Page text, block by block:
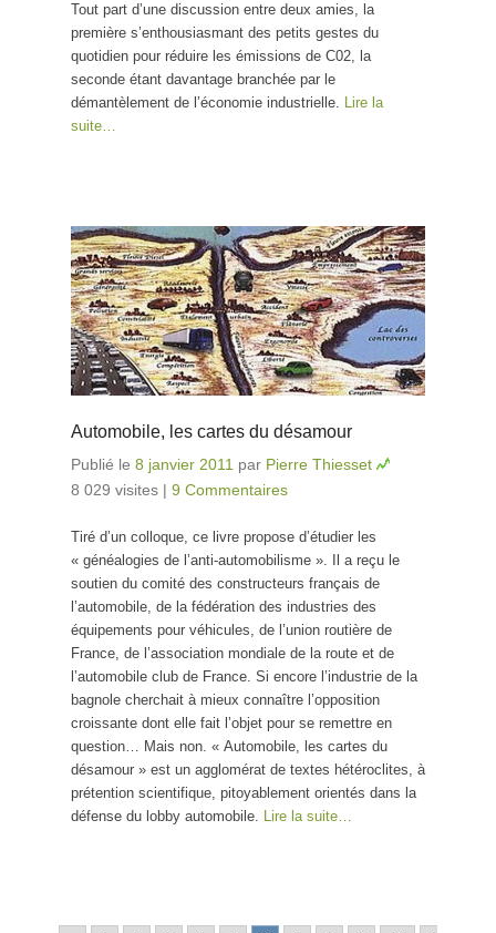
Tout part d’une discussion entre deux amies, la
première s’enthousiasmant des petits gestes du
quotidien pour réduire les émissions de C02, la
seconde étant davantage branchée par le
démantèlement de l’économie industrielle. Lire la
suite…
Automobile, les cartes du désamour
Publié le 8 janvier 2011 par Pierre Thiesset
8 029 visites | 9 Commentaires
Tiré d’un colloque, ce livre propose d’étudier les
« généalogies de l’anti-automobilisme ». Il a reçu le
soutien du comité des constructeurs français de
l’automobile, de la fédération des industries des
équipements pour véhicules, de l’union routière de
France, de l’association mondiale de la route et de
l’automobile club de France. Si encore l’industrie de la
bagnole cherchait à mieux connaître l’opposition
croissante dont elle fait l’objet pour se remettre en
question… Mais non. « Automobile, les cartes du
désamour » est un agglomérat de textes hétéroclites, à
prétention scientifique, pitoyablement orientés dans la
défense du lobby automobile. Lire la suite…